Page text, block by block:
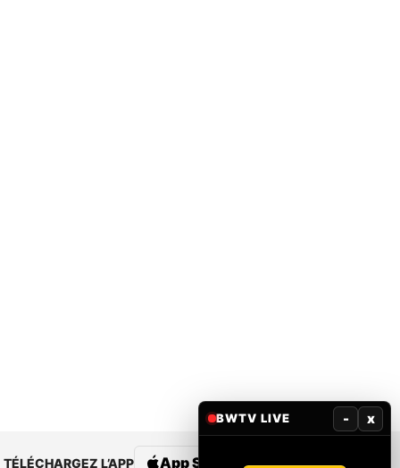
TÉLÉCHARGEZ L’APP App Store Google Play
BWTV LIVE - x